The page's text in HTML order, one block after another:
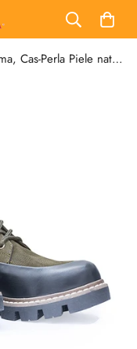
Ghete dama, Cas-Perla Piele naturala